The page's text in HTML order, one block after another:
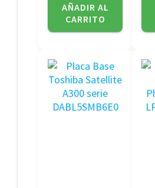
AÑADIR AL
CARRITO